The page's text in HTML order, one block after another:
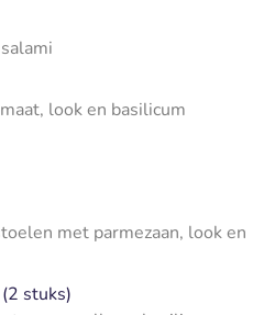
look en basilicum
met parmezaan, look en
stuks)